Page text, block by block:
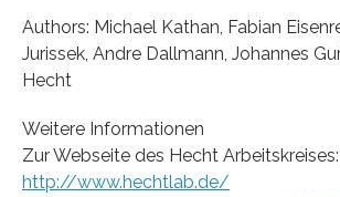
Authors: Michael Kathan, Fabian
Jurissek, Andre Dallmann, Johannes
Hecht
Weitere Informationen
Zur Webseite des Hecht Arbeitskreises:
http://www.hechtlab.de/